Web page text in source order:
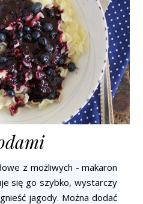
z możliwych - makaron
się go szybko, wystarczy
jagody. Można dodać